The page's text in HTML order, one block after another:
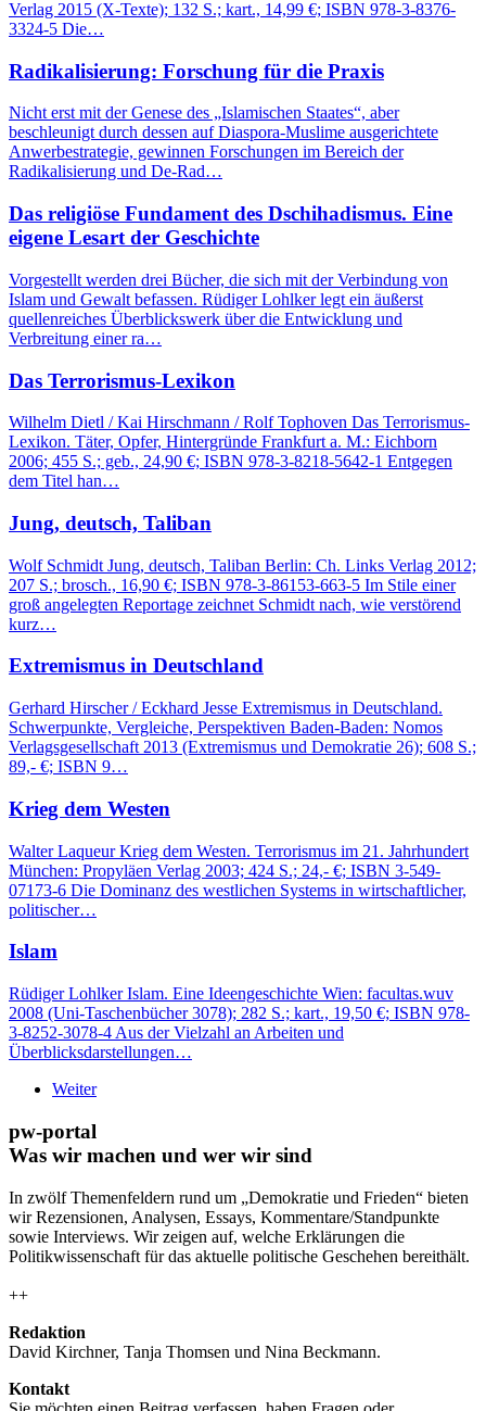
Verlag 2015 (X-Texte); 132 S.; kart., 14,99 €; ISBN 978-3-8376-
3324-5 Die…
Radikalisierung: Forschung für die Praxis
Nicht erst mit der Genese des „Islamischen Staates“, aber
beschleunigt durch dessen auf Diaspora-Muslime ausgerichtete
Anwerbestrategie, gewinnen Forschungen im Bereich der
Radikalisierung und De-Rad…
Das religiöse Fundament des Dschihadismus. Eine
eigene Lesart der Geschichte
Vorgestellt werden drei Bücher, die sich mit der Verbindung von
Islam und Gewalt befassen. Rüdiger Lohlker legt ein äußerst
quellenreiches Überblickswerk über die Entwicklung und
Verbreitung einer ra…
Das Terrorismus-Lexikon
Wilhelm Dietl / Kai Hirschmann / Rolf Tophoven Das Terrorismus-
Lexikon. Täter, Opfer, Hintergründe Frankfurt a. M.: Eichborn
2006; 455 S.; geb., 24,90 €; ISBN 978-3-8218-5642-1 Entgegen
dem Titel han…
Jung, deutsch, Taliban
Wolf Schmidt Jung, deutsch, Taliban Berlin: Ch. Links Verlag 2012;
207 S.; brosch., 16,90 €; ISBN 978-3-86153-663-5 Im Stile einer
groß angelegten Reportage zeichnet Schmidt nach, wie verstörend
kurz…
Extremismus in Deutschland
Gerhard Hirscher / Eckhard Jesse Extremismus in Deutschland.
Schwerpunkte, Vergleiche, Perspektiven Baden-Baden: Nomos
Verlagsgesellschaft 2013 (Extremismus und Demokratie 26); 608 S.;
89,- €; ISBN 9…
Krieg dem Westen
Walter Laqueur Krieg dem Westen. Terrorismus im 21. Jahrhundert
München: Propyläen Verlag 2003; 424 S.; 24,- €; ISBN 3-549-
07173-6 Die Dominanz des westlichen Systems in wirtschaftlicher,
politischer…
Islam
Rüdiger Lohlker Islam. Eine Ideengeschichte Wien: facultas.wuv
2008 (Uni-Taschenbücher 3078); 282 S.; kart., 19,50 €; ISBN 978-
3-8252-3078-4 Aus der Vielzahl an Arbeiten und
Überblicksdarstellungen…
Weiter
pw-portal
Was wir machen und wer wir sind
In zwölf Themenfeldern rund um „Demokratie und Frieden“ bieten
wir Rezensionen, Analysen, Essays, Kommentare/Standpunkte
sowie Interviews. Wir zeigen auf, welche Erklärungen die
Politikwissenschaft für das aktuelle politische Geschehen bereithält.
++
Redaktion
David Kirchner, Tanja Thomsen und Nina Beckmann.
Kontakt